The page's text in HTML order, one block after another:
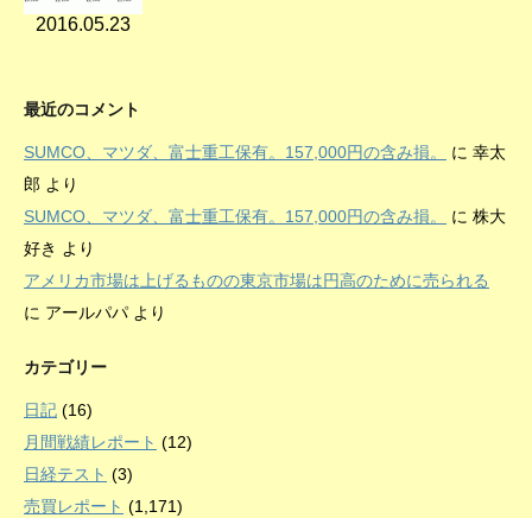
2016.05.23
最近のコメント
SUMCO、マツダ、富士重工保有。157,000円の含み損。 に 幸太
郎 より
SUMCO、マツダ、富士重工保有。157,000円の含み損。
に 株大
好き より
アメリカ市場は上げるものの東京市場は円高のために売られる
に アールパパ より
カテゴリー
日記 (16)
月間戦績レポート (12)
日経テスト (3)
売買レポート (1,171)